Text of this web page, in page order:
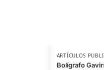
ARTÍCULOS
Bolígrafo Gavin